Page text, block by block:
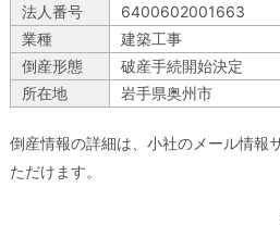
法人番号
6400602001663
業種
建築工事
倒産形態
破産手続開始決定
所在地
岩手県奥州市
倒産情報の詳細は、小社のメール情報
ただけます。